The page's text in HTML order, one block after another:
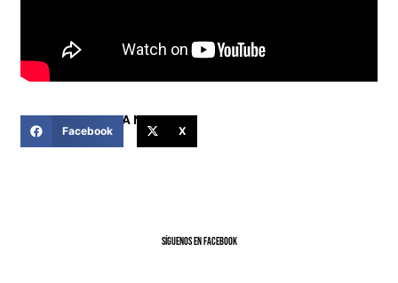
COMPARTIR ESTA NOTICIA
Facebook X
SíGUENOS EN FACEBOOK